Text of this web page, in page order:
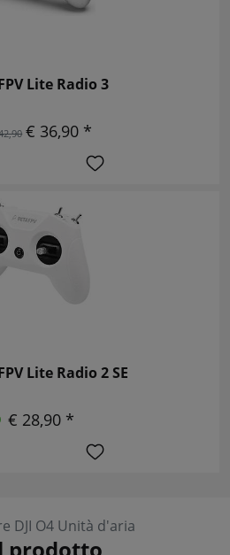
Lite Radio 3
€ 36,90 *
Lite Radio 2 SE
€ 28,90 *
DJI O4 Unità d'aria
prodotto